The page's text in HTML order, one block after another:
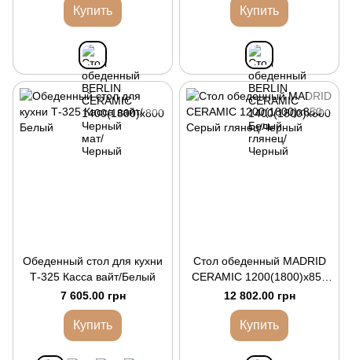
Купить Купить
Обеденный стол для кухни
Т-325 Касса вайт/Белый
7 605.00 грн
Купить
Стол обеденный MADRID
CERAMIC 1200(1800)x850
Серый глянец/Черный
12 802.00 грн
Купить